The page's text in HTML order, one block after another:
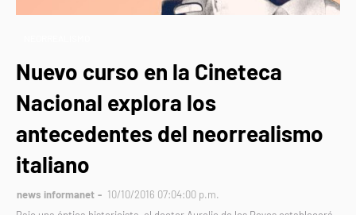
Nuevo curso en la Cineteca
Nacional explora los
antecedentes del neorrealismo
italiano
news informanet
10/10/2016 07:04:00 p.m.